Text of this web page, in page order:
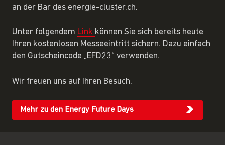
an der Bar des energie-cluster.ch.
Unter folgendem Link können Sie sich bereits heute
Ihren kostenlosen Messeeintritt sichern. Dazu einfach
den Gutscheincode „EFD23“ verwenden.
Wir freuen uns auf Ihren Besuch.
Mehr zu den Energy Future Days